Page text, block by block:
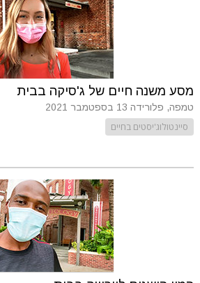
מסע משנה חיים של ג'סיקה בבית
טמפה, פלורידה 13 בספטמבר 2021
סיינטולוג'יסטים בחיים